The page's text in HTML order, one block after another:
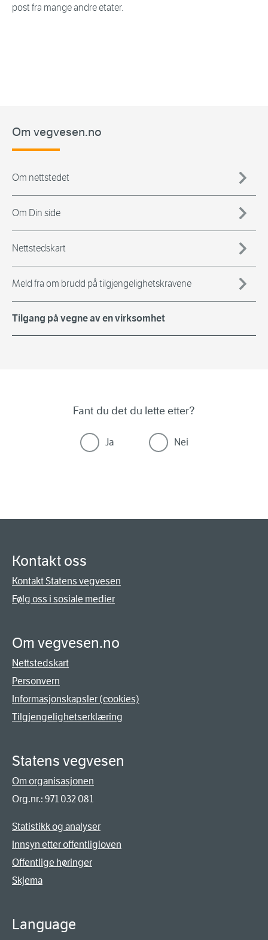
post fra mange andre etater.
Om vegvesen.no
Om nettstedet
Om Din side
Nettstedskart
Meld fra om brudd på tilgjengelighetskravene
Tilgang på vegne av en virksomhet
Fant du det du lette etter?
Ja Nei
Kontakt oss
Kontakt Statens vegvesen
Følg oss i sosiale medier
Om vegvesen.no
Nettstedskart
Personvern
Informasjonskapsler (cookies)
Tilgjengelighetserklæring
Statens vegvesen
Om organisasjonen
Org.nr.: 971 032 081
Statistikk og analyser
Innsyn etter offentligloven
Offentlige høringer
Skjema
Language